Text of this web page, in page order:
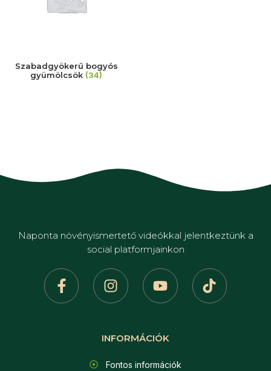
Szabadgyökerű bogyós
gyümölcsök (34)
Naponta növényismertető videókkal jelentkeztünk a
social platformjainkon
INFORMÁCIÓK
Fontos információk